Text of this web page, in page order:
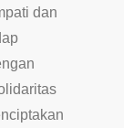
dan